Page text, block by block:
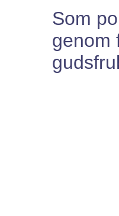
Som
genom